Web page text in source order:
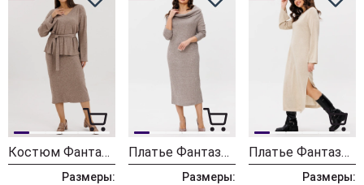
Костюм Фантазия Мод 4925
Размеры:
Платье Фантазия Мод 4948 беж
Размеры:
Платье Фантазия Мод 4952
Размеры: